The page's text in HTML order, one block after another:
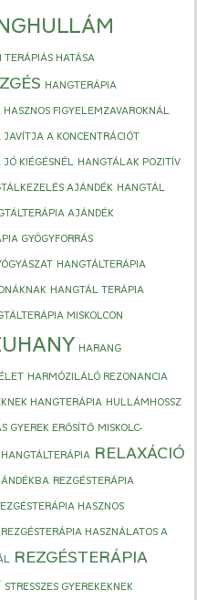
HATÁSA
HANGTERÁPIA
FIGYELEMZAVAROKNÁL
A KONCENTRÁCIÓT
KIÉGÉSNÉL HANGTÁLAK POZITÍV
AJÁNDÉK HANGTÁL
AJÁNDÉK
GYÓGYFORRÁS
HANGTÁLTERÁPIA
HANGTÁL TERÁPIA
MISKOLCON
HARANG
HARMÓZILÁLÓ REZONANCIA
HANGTERÁPIA HULLÁMHOSSZ
GYEREK ERŐSÍTŐ MISKOLC-
RELAXÁCIÓ
REZGÉSTERÁPIA
HASZNOS
REZGÉSTERÁPIA HASZNÁLATOS A
REZGÉSTERÁPIA
STRESSZES GYEREKEKNEK